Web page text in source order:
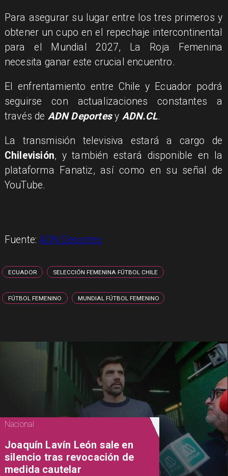
Para asegurar su lugar entre los tres primeros y
obtener un cupo en el repechaje intercontinental
para el Mundial 2027, La Roja Femenina
necesita ganar este crucial encuentro.
El enfrentamiento entre Chile y Ecuador podrá
seguirse con actualizaciones constantes a
través de ADN Deportesy ADN.CL.
La transmisión televisiva estará a cargo de
Chilevisión, y también estará disponible en la
plataforma Fanatiz, así como en su señal de
YouTube.
Fuente:ADN Deportes
ECUADOR SELECCIÓN FEMENINA FÚTBOL CHILE
FÚTBOL FEMENINO MUNDIAL FÚTBOL FEMENINO
Nacional
Joaquín Lavín León sale en
silencio tras revocación de
medida cautelar